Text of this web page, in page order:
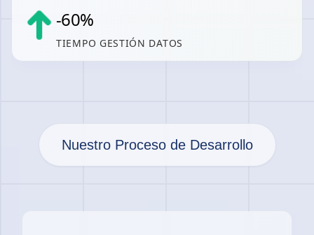
-60%
TIEMPO GESTIÓN DATOS
Nuestro Proceso de Desarrollo